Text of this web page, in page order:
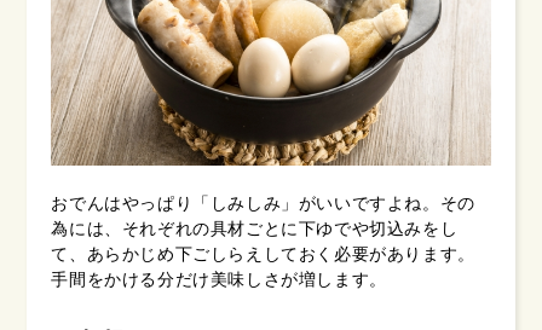
おでんはやっぱり「しみしみ」がいいですよね。その
為には、それぞれの具材ごとに下ゆでや切込みをし
て、あらかじめ下ごしらえしておく必要があります。
手間をかける分だけ美味しさが増します。